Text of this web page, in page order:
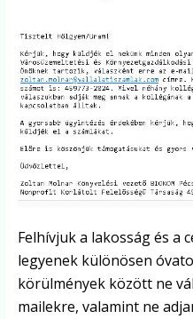
Felhívjuk a lakosság és a
legyenek különösen
körülmények között ne
mailekre, valamint ne